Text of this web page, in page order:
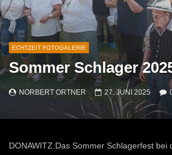
ECHTZEIT FOTOGALERIE
Sommer Schlager
NORBERT ORTNER 27. JUNI 2025
DONAWITZ.Das Sommer Schlagerfest bei